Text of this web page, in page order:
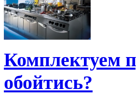
Комплектуем
обойтись?